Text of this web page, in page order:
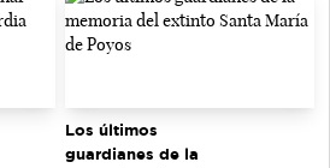
Los últimos
guardianes de la